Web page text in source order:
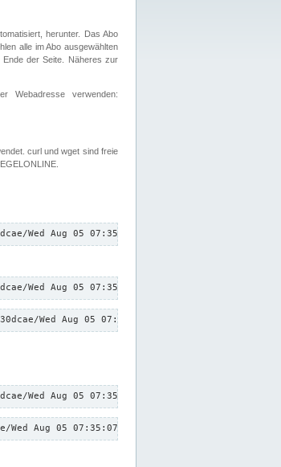
herunter. Das Abo
alle im Abo ausgewählten
der Seite. Näheres zur
Webadresse verwenden:
curl und wget sind freie
Wed Aug 05 07:35:07 CEST 2026/down.txt"
Wed Aug 05 07:35:07 CEST 2026/down.txt"
Wed Aug 05 07:35:07 CEST 2026/down.txt"
Wed Aug 05 07:35:07 CEST 2026/down.txt"
Aug 05 07:35:07 CEST 2026/down.txt"